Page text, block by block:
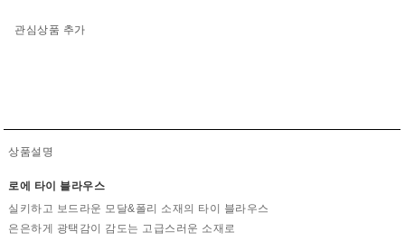
관심상품 추가
상품설명
로에 타이 블라우스
실키하고 보드라운 모달&폴리 소재의 타이 블라우스
은은하게 광택감이 감도는 고급스러운 소재로